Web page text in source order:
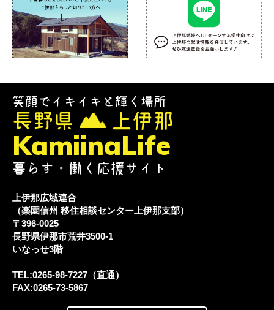
笑顔でイキイキと輝く場所
長野県 上伊那
KamiinaLife
暮らす・働く応援サイト
上伊那広域連合
（楽園信州 移住相談センター上伊那支部）
〒396-0025
長野県伊那市荒井3500-1
いなっせ3階
TEL:0265-98-7227（直通）
FAX:0265-73-5867